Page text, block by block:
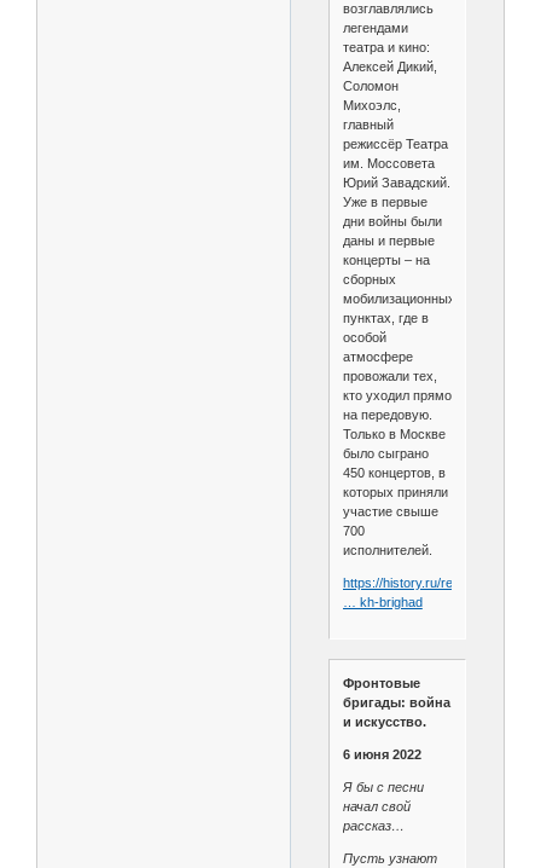
возглавлялись
легендами
театра и кино:
Алексей Дикий,
Соломон
Михоэлс,
главный
режиссёр Театра
им. Моссовета
Юрий Завадский.
Уже в первые
дни войны были
даны и первые
концерты – на
сборных
мобилизационных
пунктах, где в
особой
атмосфере
провожали тех,
кто уходил прямо
на передовую.
Только в Москве
было сыграно
450 концертов, в
которых приняли
участие свыше
700
исполнителей.
https://history.ru/read/articles/
… kh-brighad
Фронтовые
бригады: война
и искусство.
6 июня 2022
Я бы с песни
начал свой
рассказ…
Пусть узнают